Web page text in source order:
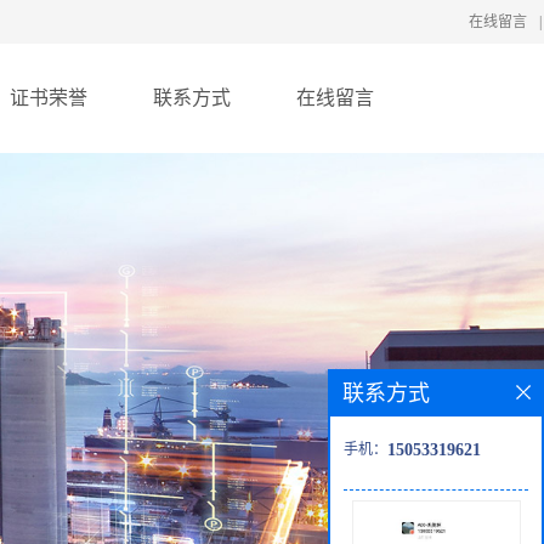
在线留言
证书荣誉 联系方式 在线留言
联系方式
手机： 15053319621